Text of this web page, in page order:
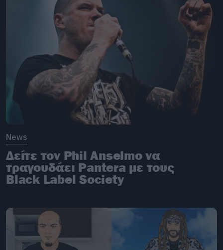
News
Δείτε τον Phil Anselmo να
τραγουδάει Pantera με τους
Black Label Society